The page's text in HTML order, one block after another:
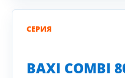
СЕРИЯ
BAXI COMBI